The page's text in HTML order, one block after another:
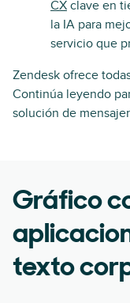
CX clave en
la IA para
servicio que
Zendesk ofrece
Continúa leyendo
solución de
Gráfico
texto